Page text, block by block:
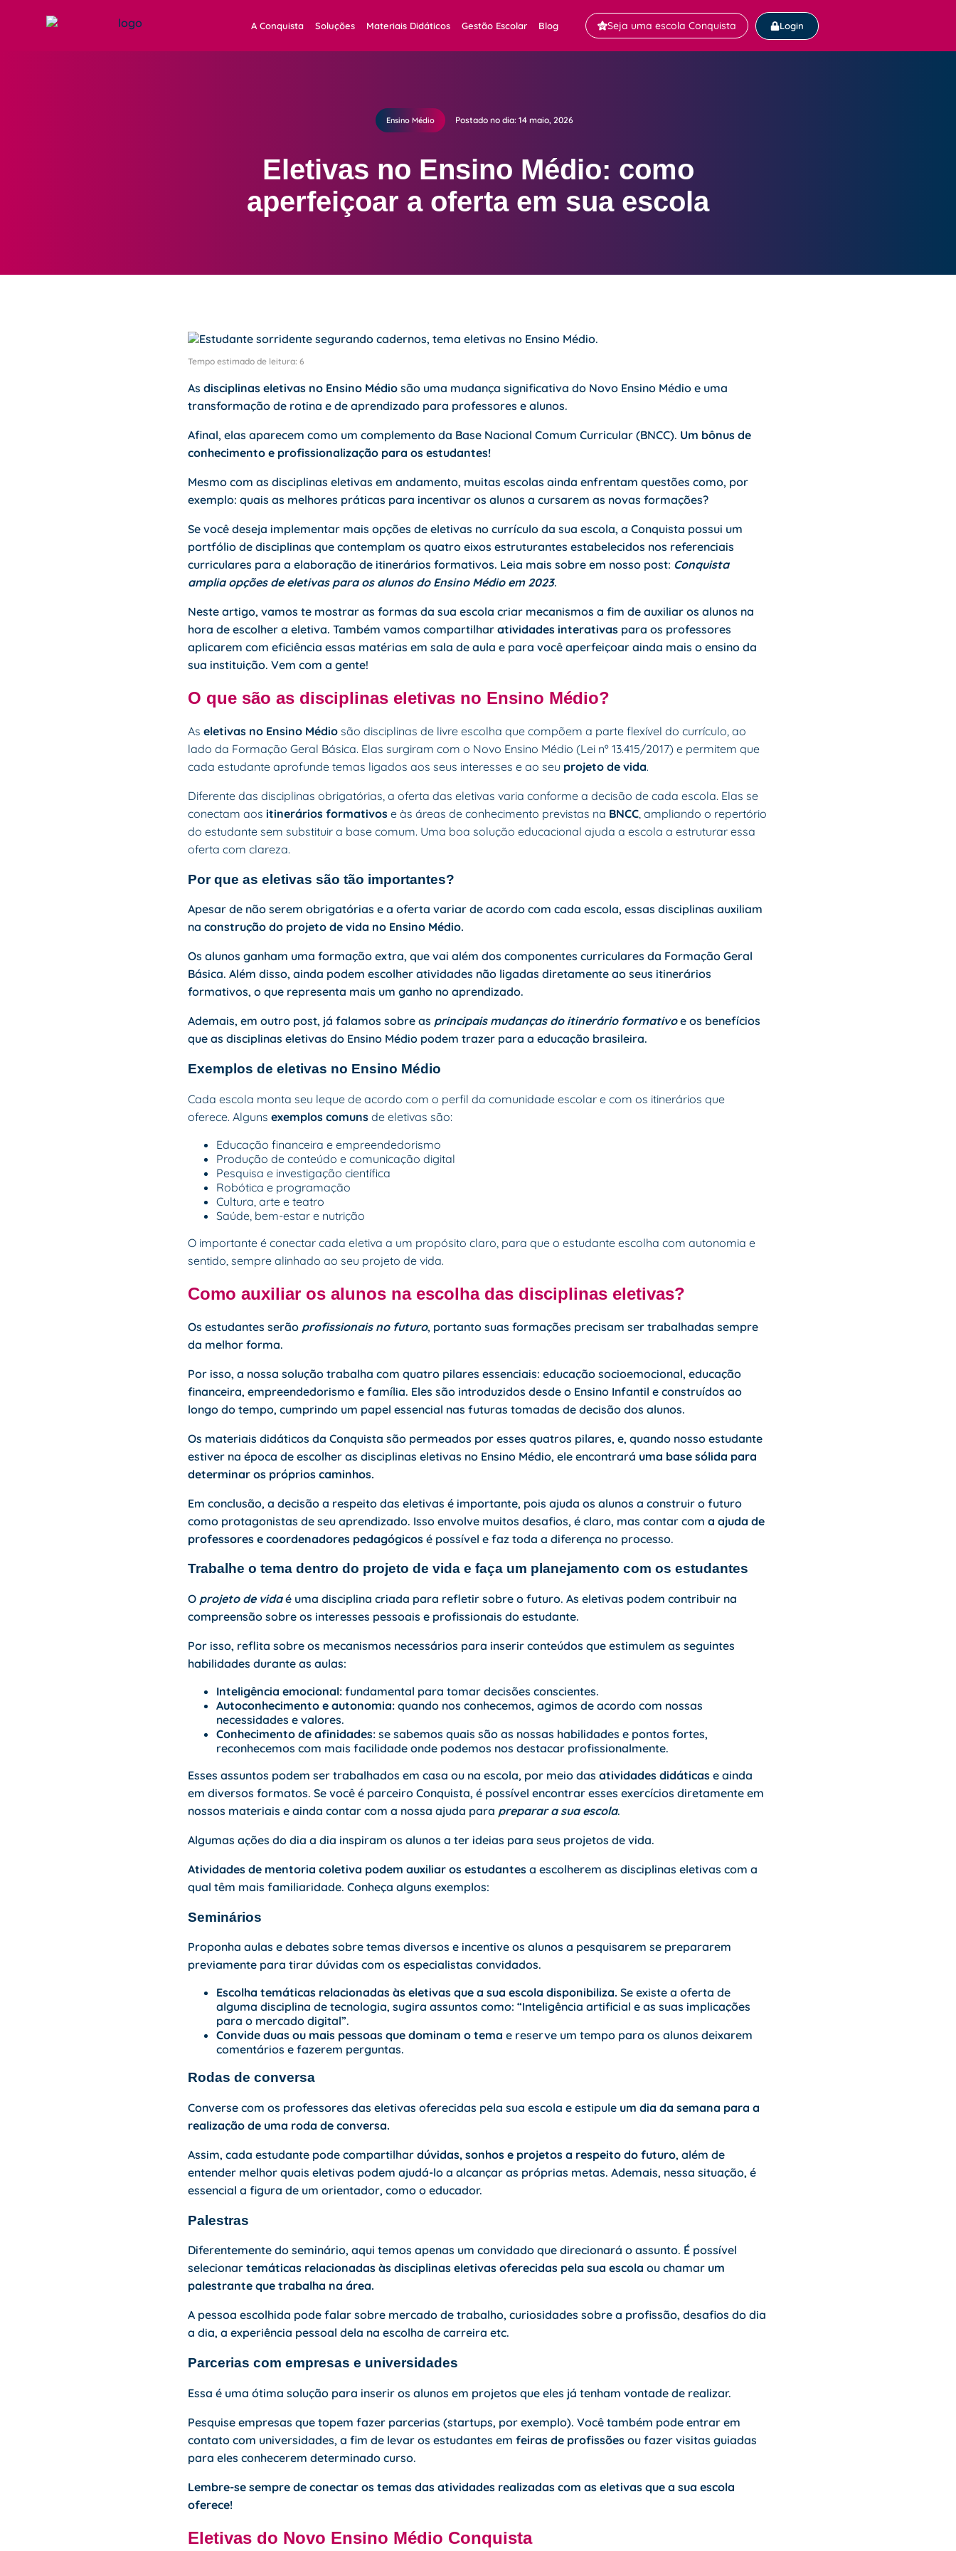
A Conquista Soluções Materiais Didáticos Gestão Escolar Blog Seja uma escola Conquista Login
Ensino Médio Postado no dia: 14 maio, 2026
Eletivas no Ensino Médio: como
aperfeiçoar a oferta em sua escola
Tempo estimado de leitura: 6
As disciplinas eletivas no Ensino Médio são uma mudança significativa do Novo Ensino Médio e uma
transformação de rotina e de aprendizado para professores e alunos.
Afinal, elas aparecem como um complemento da Base Nacional Comum Curricular (BNCC). Um bônus de
conhecimento e profissionalização para os estudantes!
Mesmo com as disciplinas eletivas em andamento, muitas escolas ainda enfrentam questões como, por
exemplo: quais as melhores práticas para incentivar os alunos a cursarem as novas formações?
Se você deseja implementar mais opções de eletivas no currículo da sua escola, a Conquista possui um
portfólio de disciplinas que contemplam os quatro eixos estruturantes estabelecidos nos referenciais
curriculares para a elaboração de itinerários formativos. Leia mais sobre em nosso post: Conquista
amplia opções de eletivas para os alunos do Ensino Médio em 2023.
Neste artigo, vamos te mostrar as formas da sua escola criar mecanismos a fim de auxiliar os alunos na
hora de escolher a eletiva. Também vamos compartilhar atividades interativas para os professores
aplicarem com eficiência essas matérias em sala de aula e para você aperfeiçoar ainda mais o ensino da
sua instituição. Vem com a gente!
O que são as disciplinas eletivas no Ensino Médio?
As eletivas no Ensino Médio são disciplinas de livre escolha que compõem a parte flexível do currículo, ao
lado da Formação Geral Básica. Elas surgiram com o Novo Ensino Médio (Lei nº 13.415/2017) e permitem que
cada estudante aprofunde temas ligados aos seus interesses e ao seu projeto de vida.
Diferente das disciplinas obrigatórias, a oferta das eletivas varia conforme a decisão de cada escola. Elas se
conectam aos itinerários formativos e às áreas de conhecimento previstas na BNCC , ampliando o repertório
do estudante sem substituir a base comum. Uma boa solução educacional ajuda a escola a estruturar essa
oferta com clareza.
Por que as eletivas são tão importantes?
Apesar de não serem obrigatórias e a oferta variar de acordo com cada escola, essas disciplinas auxiliam
na construção do projeto de vida no Ensino Médio.
Os alunos ganham uma formação extra, que vai além dos componentes curriculares da Formação Geral
Básica. Além disso, ainda podem escolher atividades não ligadas diretamente ao seus itinerários
formativos, o que representa mais um ganho no aprendizado.
Ademais, em outro post, já falamos sobre as principais mudanças do itinerário formativoe os benefícios
que as disciplinas eletivas do Ensino Médio podem trazer para a educação brasileira.
Exemplos de eletivas no Ensino Médio
Cada escola monta seu leque de acordo com o perfil da comunidade escolar e com os itinerários que
oferece. Alguns exemplos comuns de eletivas são:
Educação financeira e empreendedorismo
Produção de conteúdo e comunicação digital
Pesquisa e investigação científica
Robótica e programação
Cultura, arte e teatro
Saúde, bem-estar e nutrição
O importante é conectar cada eletiva a um propósito claro, para que o estudante escolha com autonomia e
sentido, sempre alinhado ao seu projeto de vida.
Como auxiliar os alunos na escolha das disciplinas eletivas?
Os estudantes serão profissionais no futuro, portanto suas formações precisam ser trabalhadas sempre
da melhor forma.
Por isso, a nossa solução trabalha com quatro pilares essenciais: educação socioemocional, educação
financeira, empreendedorismo e família. Eles são introduzidos desde o Ensino Infantil e construídos ao
longo do tempo, cumprindo um papel essencial nas futuras tomadas de decisão dos alunos.
Os materiais didáticos da Conquista são permeados por esses quatros pilares, e, quando nosso estudante
estiver na época de escolher as disciplinas eletivas no Ensino Médio, ele encontrará uma base sólida para
determinar os próprios caminhos.
Em conclusão, a decisão a respeito das eletivas é importante, pois ajuda os alunos a construir o futuro
como protagonistas de seu aprendizado. Isso envolve muitos desafios, é claro, mas contar com a ajuda de
professores e coordenadores pedagógicos é possível e faz toda a diferença no processo.
Trabalhe o tema dentro do projeto de vida e faça um planejamento com os estudantes
O projeto de vidaé uma disciplina criada para refletir sobre o futuro. As eletivas podem contribuir na
compreensão sobre os interesses pessoais e profissionais do estudante.
Por isso, reflita sobre os mecanismos necessários para inserir conteúdos que estimulem as seguintes
habilidades durante as aulas:
Inteligência emocional: fundamental para tomar decisões conscientes.
Autoconhecimento e autonomia: quando nos conhecemos, agimos de acordo com nossas
necessidades e valores.
Conhecimento de afinidades: se sabemos quais são as nossas habilidades e pontos fortes,
reconhecemos com mais facilidade onde podemos nos destacar profissionalmente.
Esses assuntos podem ser trabalhados em casa ou na escola, por meio das atividades didáticas e ainda
em diversos formatos. Se você é parceiro Conquista, é possível encontrar esses exercícios diretamente em
nossos materiais e ainda contar com a nossa ajuda para preparar a sua escola.
Algumas ações do dia a dia inspiram os alunos a ter ideias para seus projetos de vida.
Atividades de mentoria coletiva podem auxiliar os estudantes a escolherem as disciplinas eletivas com a
qual têm mais familiaridade. Conheça alguns exemplos:
Seminários
Proponha aulas e debates sobre temas diversos e incentive os alunos a pesquisarem se prepararem
previamente para tirar dúvidas com os especialistas convidados.
Escolha temáticas relacionadas às eletivas que a sua escola disponibiliza. Se existe a oferta de
alguma disciplina de tecnologia, sugira assuntos como: “Inteligência artificial e as suas implicações
para o mercado digital”.
Convide duas ou mais pessoas que dominam o tema e reserve um tempo para os alunos deixarem
comentários e fazerem perguntas.
Rodas de conversa
Converse com os professores das eletivas oferecidas pela sua escola e estipule um dia da semana para a
realização de uma roda de conversa.
Assim, cada estudante pode compartilhar dúvidas, sonhos e projetos a respeito do futuro, além de
entender melhor quais eletivas podem ajudá-lo a alcançar as próprias metas. Ademais, nessa situação, é
essencial a figura de um orientador, como o educador.
Palestras
Diferentemente do seminário, aqui temos apenas um convidado que direcionará o assunto. É possível
selecionar temáticas relacionadas às disciplinas eletivas oferecidas pela sua escola ou chamar um
palestrante que trabalha na área.
A pessoa escolhida pode falar sobre mercado de trabalho, curiosidades sobre a profissão, desafios do dia
a dia, a experiência pessoal dela na escolha de carreira etc.
Parcerias com empresas e universidades
Essa é uma ótima solução para inserir os alunos em projetos que eles já tenham vontade de realizar.
Pesquise empresas que topem fazer parcerias (startups, por exemplo). Você também pode entrar em
contato com universidades, a fim de levar os estudantes em feiras de profissões ou fazer visitas guiadas
para eles conhecerem determinado curso.
Lembre-se sempre de conectar os temas das atividades realizadas com as eletivas que a sua escola
oferece!
Eletivas do Novo Ensino Médio Conquista